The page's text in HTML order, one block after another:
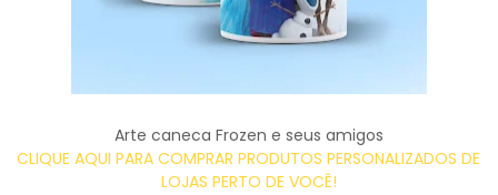
Arte caneca Frozen e seus amigos
CLIQUE AQUI PARA COMPRAR PRODUTOS PERSONALIZADOS DE
LOJAS PERTO DE VOCÊ!